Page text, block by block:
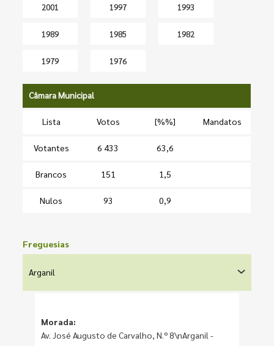
2001 1997 1993
1989 1985 1982
1979 1976
Câmara Municipal
Lista Votos [%%] Mandatos
Votantes 6 433 63,6
Brancos 151 1,5
Nulos 93 0,9
Freguesias
Arganil
Morada:
Av. José Augusto de Carvalho, N.º 8\nArganil -